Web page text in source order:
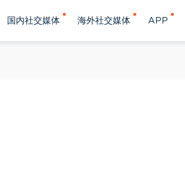
国内社交媒体 海外社交媒体 APP